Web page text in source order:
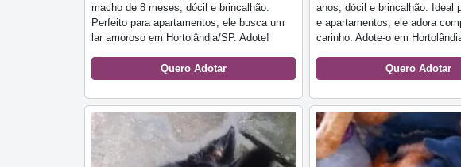
macho de 8 meses, dócil e brincalhão.
Perfeito para apartamentos, ele busca um
lar amoroso em Hortolândia/SP. Adote!
Quero Adotar
anos, dócil e brincalhão. Ideal
e apartamentos, ele adora
carinho. Adote-o em
Quero Adotar